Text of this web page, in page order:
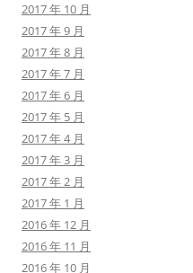
2017 年 10 月
2017 年 9 月
2017 年 8 月
2017 年 7 月
2017 年 6 月
2017 年 5 月
2017 年 4 月
2017 年 3 月
2017 年 2 月
2017 年 1 月
2016 年 12 月
2016 年 11 月
2016 年 10 月